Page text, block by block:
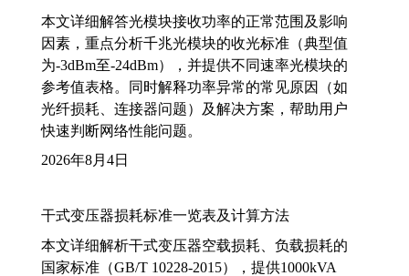
本文详细解答光模块接收功率的正常范围及影响
因素，重点分析千兆光模块的收光标准（典型值
为-3dBm至-24dBm），并提供不同速率光模块的
参考值表格。同时解释功率异常的常见原因（如
光纤损耗、连接器问题）及解决方案，帮助用户
快速判断网络性能问题。
2026年8月4日
干式变压器损耗标准一览表及计算方法
本文详细解析干式变压器空载损耗、负载损耗的
国家标准（GB/T 10228-2015），提供1000kVA